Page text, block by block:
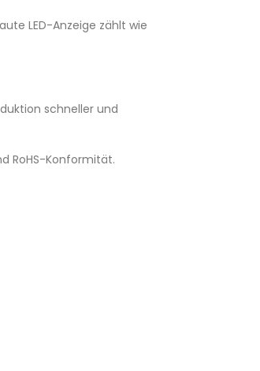
LED-Anzeige zählt wie
schneller und
RoHS-Konformität.